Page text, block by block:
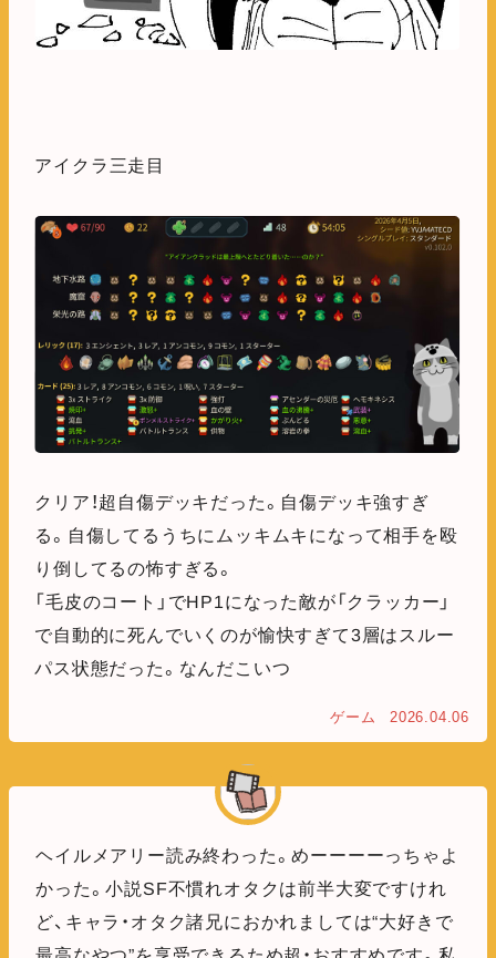
アイクラ三走目
クリア！超自傷デッキだった。自傷デッキ強すぎ
る。自傷してるうちにムッキムキになって相手を殴
り倒してるの怖すぎる。
「毛皮のコート」でHP1になった敵が「クラッカー」
で自動的に死んでいくのが愉快すぎて3層はスルー
パス状態だった。なんだこいつ
ゲーム 2026.04.06
ヘイルメアリー読み終わった。めーーーーっちゃよ
かった。小説SF不慣れオタクは前半大変ですけれ
ど、キャラ・オタク諸兄におかれましては“大好きで